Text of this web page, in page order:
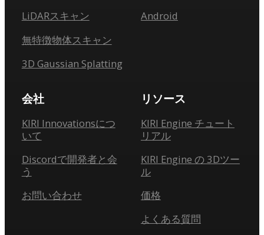
LiDARスキャン
無特徴物体スキャン
3D Gaussian Splatting
Android
会社
KIRI Innovationsにつ
いて
Discordで開発者と会
う
お問い合わせ
リソース
KIRI Engine チュート
リアル
KIRI Engine の 3Dツー
ル
価格
よくある質問